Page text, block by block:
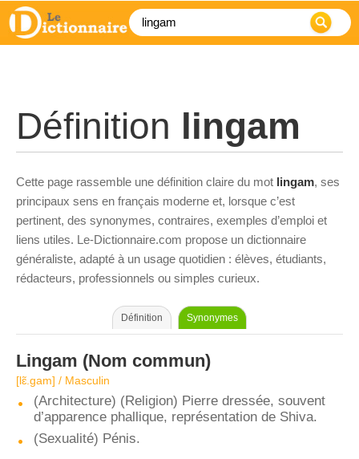
Définition lingam
Cette page rassemble une définition claire du mot lingam, ses
principaux sens en français moderne et, lorsque c’est
pertinent, des synonymes, contraires, exemples d’emploi et
liens utiles. Le-Dictionnaire.com propose un dictionnaire
généraliste, adapté à un usage quotidien : élèves, étudiants,
rédacteurs, professionnels ou simples curieux.
Définition Synonymes
Lingam (Nom commun)
[lɛ̃.ɡam] / Masculin
(Architecture) (Religion) Pierre dressée, souvent
d’apparence phallique, représentation de Shiva.
(Sexualité) Pénis.